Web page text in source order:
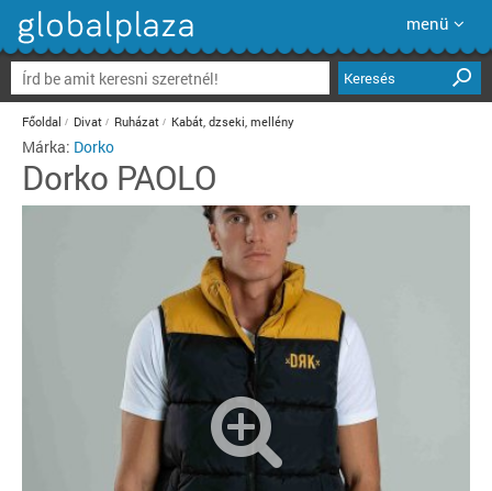
menü
Keresés
Főoldal Divat Ruházat Kabát, dzseki, mellény
Márka: Dorko
Dorko PAOLO